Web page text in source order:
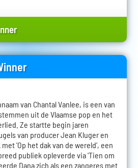
van Chantal Vanlee, is een van
uit de Vlaamse pop en het
Ze startte begin jaren
van producer Jean Kluger en
'Op het dak van de wereld', een
publiek opleverde via 'Tien om
Dana zich als een zangeres met